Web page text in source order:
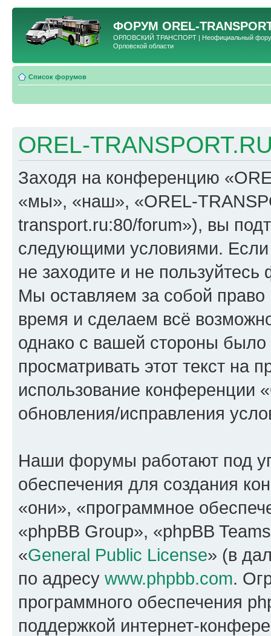
ФОРУМ OREL-
ОРЛОВСКИЙ ТРАНСПОРТ | Неофициальный форум
Орловской области
Список форумов
OREL-
Заходя на конференцию
«мы», «наш», «OREL-
transport.ru:80/forum»), вы
следующими условиями.
не заходите и не
Мы оставляем за собой
время и сделаем всё
однако с вашей стороны
просматривать этот текст на
использование конференции
обновления/исправления
Наши форумы работают под
обеспечения для создания
«они», «программное
«phpBB Group», «phpBB
«General Public License» (в
по адресу www.phpbb.com.
программного обеспечения
поддержкой интернет-